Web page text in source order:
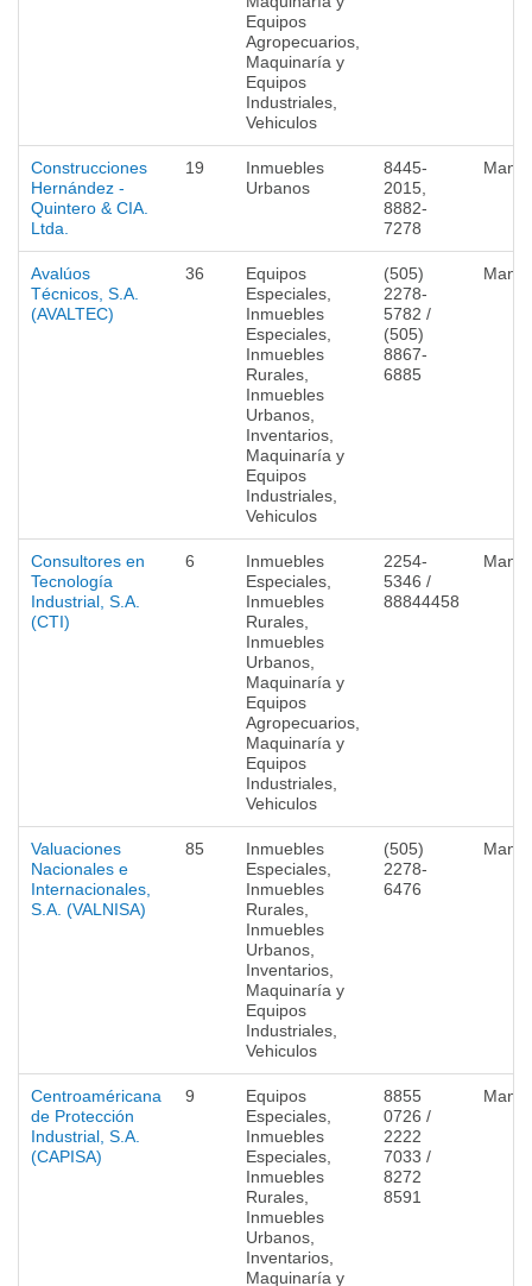
Equipos
Agropecuarios,
Maquinaría y
Equipos
Industriales,
Vehiculos
Construcciones
Hernández -
Quintero & CIA.
Ltda.
19
Inmuebles
Urbanos
8445-
2015,
8882-
7278
Avalúos
Técnicos, S.A.
(AVALTEC)
36
Equipos
Especiales,
Inmuebles
Especiales,
Inmuebles
Rurales,
Inmuebles
Urbanos,
Inventarios,
Maquinaría y
Equipos
Industriales,
Vehiculos
(505)
2278-
5782 /
(505)
8867-
6885
Consultores en
Tecnología
Industrial, S.A.
(CTI)
6
Inmuebles
Especiales,
Inmuebles
Rurales,
Inmuebles
Urbanos,
Maquinaría y
Equipos
Agropecuarios,
Maquinaría y
Equipos
Industriales,
Vehiculos
2254-
5346 /
88844458
Valuaciones
Nacionales e
Internacionales,
S.A. (VALNISA)
85
Inmuebles
Especiales,
Inmuebles
Rurales,
Inmuebles
Urbanos,
Inventarios,
Maquinaría y
Equipos
Industriales,
Vehiculos
(505)
2278-
6476
Centroaméricana
de Protección
Industrial, S.A.
(CAPISA)
9
Equipos
Especiales,
Inmuebles
Especiales,
Inmuebles
Rurales,
Inmuebles
Urbanos,
Inventarios,
Maquinaría y
8855
0726 /
2222
7033 /
8272
8591